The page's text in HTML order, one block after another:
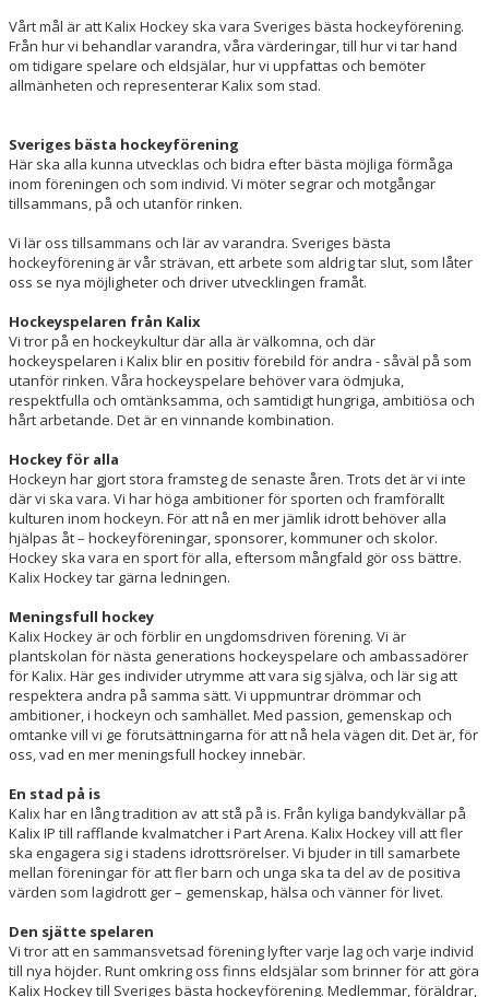
Vårt mål är att Kalix Hockey ska vara Sveriges bästa hockeyförening.
Från hur vi behandlar varandra, våra värderingar, till hur vi tar hand
om tidigare spelare och eldsjälar, hur vi uppfattas och bemöter
allmänheten och representerar Kalix som stad.
Sveriges bästa hockeyförening
Här ska alla kunna utvecklas och bidra efter bästa möjliga förmåga
inom föreningen och som individ. Vi möter segrar och motgångar
tillsammans, på och utanför rinken.
Vi lär oss tillsammans och lär av varandra. Sveriges bästa
hockeyförening är vår strävan, ett arbete som aldrig tar slut, som låter
oss se nya möjligheter och driver utvecklingen framåt.
Hockeyspelaren från Kalix
Vi tror på en hockeykultur där alla är välkomna, och där
hockeyspelaren i Kalix blir en positiv förebild för andra - såväl på som
utanför rinken. Våra hockeyspelare behöver vara ödmjuka,
respektfulla och omtänksamma, och samtidigt hungriga, ambitiösa och
hårt arbetande. Det är en vinnande kombination.
Hockey för alla
Hockeyn har gjort stora framsteg de senaste åren. Trots det är vi inte
där vi ska vara. Vi har höga ambitioner för sporten och framförallt
kulturen inom hockeyn. För att nå en mer jämlik idrott behöver alla
hjälpas åt – hockeyföreningar, sponsorer, kommuner och skolor.
Hockey ska vara en sport för alla, eftersom mångfald gör oss bättre.
Kalix Hockey tar gärna ledningen.
Meningsfull hockey
Kalix Hockey är och förblir en ungdomsdriven förening. Vi är
plantskolan för nästa generations hockeyspelare och ambassadörer
för Kalix. Här ges individer utrymme att vara sig själva, och lär sig att
respektera andra på samma sätt. Vi uppmuntrar drömmar och
ambitioner, i hockeyn och samhället. Med passion, gemenskap och
omtanke vill vi ge förutsättningarna för att nå hela vägen dit. Det är, för
oss, vad en mer meningsfull hockey innebär.
En stad på is
Kalix har en lång tradition av att stå på is. Från kyliga bandykvällar på
Kalix IP till rafflande kvalmatcher i Part Arena. Kalix Hockey vill att fler
ska engagera sig i stadens idrottsrörelser. Vi bjuder in till samarbete
mellan föreningar för att fler barn och unga ska ta del av de positiva
värden som lagidrott ger – gemenskap, hälsa och vänner för livet.
Den sjätte spelaren
Vi tror att en sammansvetsad förening lyfter varje lag och varje individ
till nya höjder. Runt omkring oss finns eldsjälar som brinner för att göra
Kalix Hockey till Sveriges bästa hockeyförening. Medlemmar, föräldrar,